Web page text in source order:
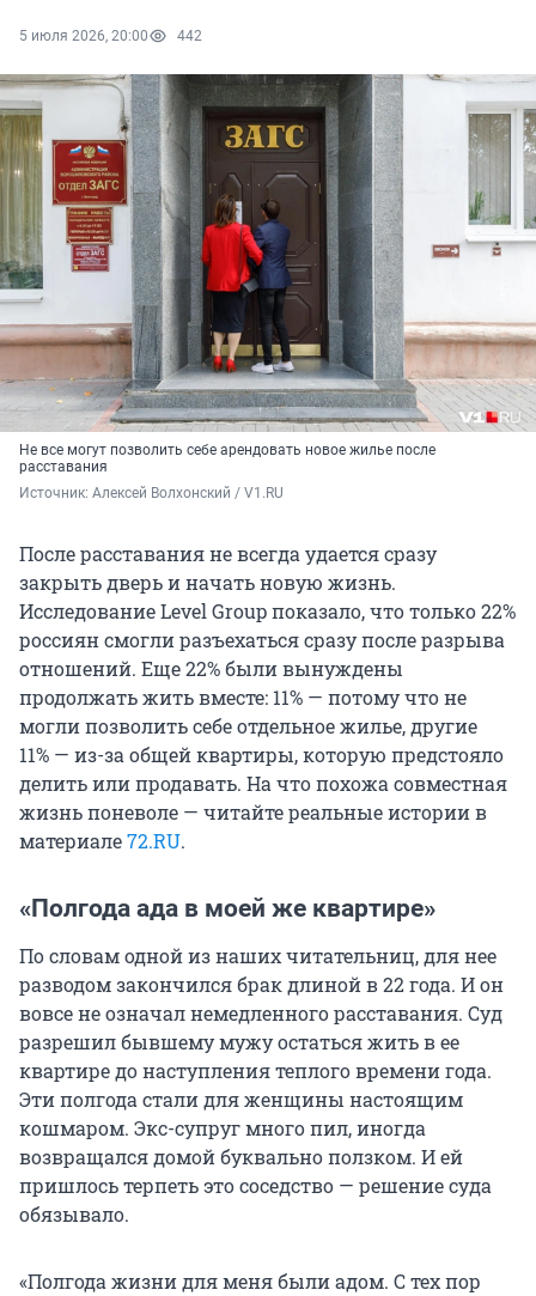
5 июля 2026, 20:00 442
Не все могут позволить себе арендовать новое жилье после
расставания
Источник: Алексей Волхонский / V1.RU
После расставания не всегда удается сразу
закрыть дверь и начать новую жизнь.
Исследование Level Group показало, что только 22%
россиян смогли разъехаться сразу после разрыва
отношений. Еще 22% были вынуждены
продолжать жить вместе: 11% — потому что не
могли позволить себе отдельное жилье, другие
11% — из-за общей квартиры, которую предстояло
делить или продавать. На что похожа совместная
жизнь поневоле — читайте реальные истории в
материале72.RU.
«Полгода ада в моей же квартире»
По словам одной из наших читательниц, для нее
разводом закончился брак длиной в22года. И он
вовсе не означал немедленного расставания. Суд
разрешил бывшему мужу остаться жить в ее
квартире до наступления теплого времени года.
Эти полгода стали для женщины настоящим
кошмаром. Экс-супруг много пил, иногда
возвращался домой буквально ползком. И ей
пришлось терпеть это соседство — решение суда
обязывало.
«Полгода жизни для меня были адом. С тех пор